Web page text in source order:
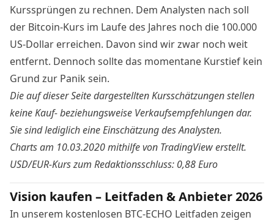
Kurssprüngen zu rechnen. Dem Analysten nach soll
der Bitcoin-Kurs im Laufe des Jahres noch die 100.000
US-Dollar erreichen. Davon sind wir zwar noch weit
entfernt. Dennoch sollte das momentane Kurstief kein
Grund zur Panik sein.
Die auf dieser Seite dargestellten Kursschätzungen stellen
keine Kauf- beziehungsweise Verkaufsempfehlungen dar.
Sie sind lediglich eine Einschätzung des Analysten.
Charts am 10.03.2020 mithilfe von TradingViewerstellt.
USD/EUR-Kurs zum Redaktionsschluss: 0,88 Euro
Vision kaufen – Leitfaden & Anbieter 2026
In unserem kostenlosen BTC-ECHO Leitfaden zeigen